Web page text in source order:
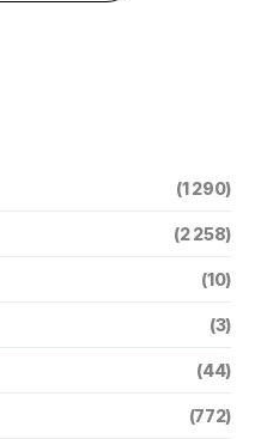
(1 290)
(2 258)
(10)
(3)
(44)
(772)